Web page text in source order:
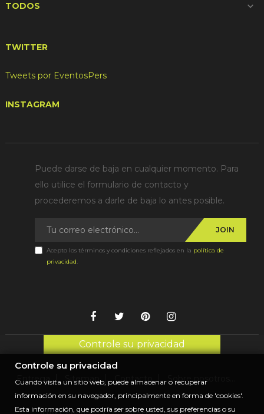
TODOS 
TWITTER
Tweets por EventosPers
INSTAGRAM
Puede darse de baja en cualquier momento. Para
ello utilice el formulario de contacto y
procederemos a darle de baja lo antes posible.
JOIN
Acepto los términos y condiciones reflejados en la política de
privacidad.
Controle su privacidad
Entrega Sitemap Contacto Sobre nosotros...
Controle su privacidad
Cuando visita un sitio web, puede almacenar o recuperar
información en su navegador, principalmente en forma de 'cookies'.
Esta información, que podría ser sobre usted, sus preferencias o su